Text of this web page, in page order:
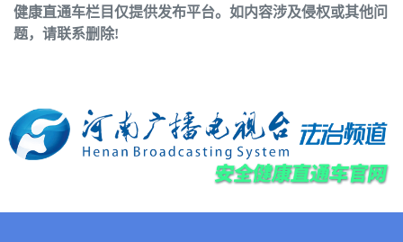
健康直通车栏目仅提供发布平台。如内容涉及侵权或其他问
题，请联系删除!